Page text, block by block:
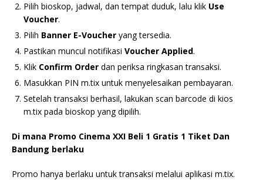
Pilih bioskop, jadwal, dan tempat duduk, lalu klik Use
Voucher.
Pilih Banner E-Voucher yang tersedia.
Pastikan muncul notifikasi Voucher Applied.
Klik Confirm Order dan periksa ringkasan transaksi.
Masukkan PIN m.tix untuk menyelesaikan pembayaran.
Setelah transaksi berhasil, lakukan scan barcode di kios
m.tix pada bioskop yang dipilih.
Di mana Promo Cinema XXI Beli 1 Gratis 1 Tiket Dan
Bandung berlaku
Promo hanya berlaku untuk transaksi melalui aplikasi m.tix.